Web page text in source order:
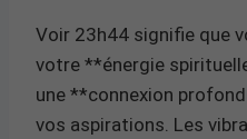
Voir 23h44 signifie que
votre **énergie
une **connexion
vos aspirations. Les